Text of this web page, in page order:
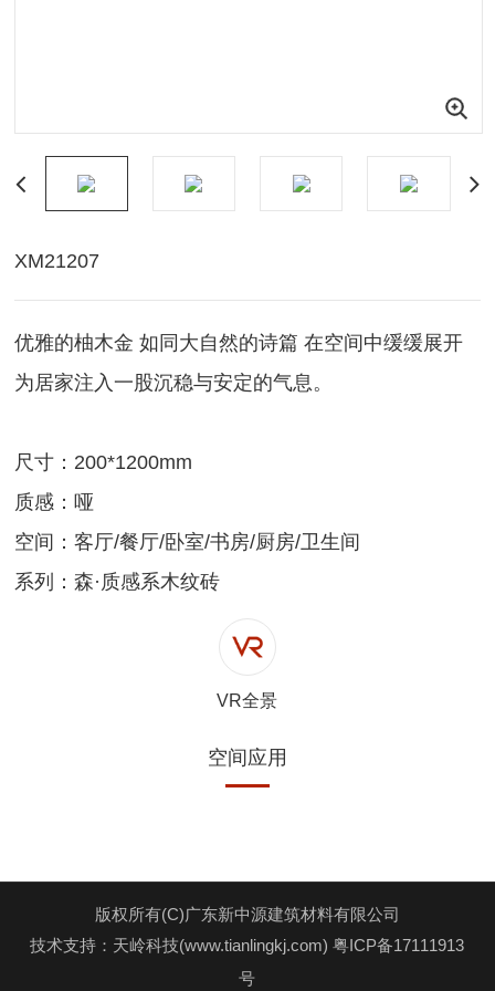
XM21207
优雅的柚木金 如同大自然的诗篇 在空间中缓缓展开
为居家注入一股沉稳与安定的气息。
尺寸：200*1200mm
质感：哑
空间：客厅/餐厅/卧室/书房/厨房/卫生间
系列：森·质感系木纹砖
VR全景
空间应用
版权所有(C)广东新中源建筑材料有限公司
技术支持：天岭科技(www.tianlingkj.com)粤ICP备17111913
号